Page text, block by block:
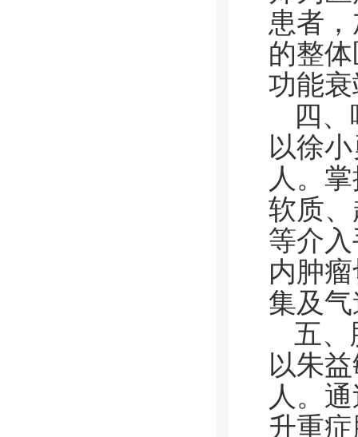
患者
的整
功能
四
以徐
人。
软质
等介
内肿
集及
五
以朱
人。
升重